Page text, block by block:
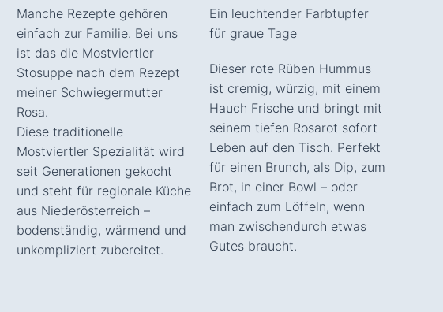
Manche Rezepte gehören
einfach zur Familie. Bei uns
ist das die Mostviertler
Stosuppe nach dem Rezept
meiner Schwiegermutter
Rosa.
Diese traditionelle
Mostviertler Spezialität wird
seit Generationen gekocht
und steht für regionale Küche
aus Niederösterreich –
bodenständig, wärmend und
unkompliziert zubereitet.
Ein leuchtender Farbtupfer
für graue Tage
Dieser rote Rüben Hummus
ist cremig, würzig, mit einem
Hauch Frische und bringt mit
seinem tiefen Rosarot sofort
Leben auf den Tisch. Perfekt
für einen Brunch, als Dip, zum
Brot, in einer Bowl – oder
einfach zum Löffeln, wenn
man zwischendurch etwas
Gutes braucht.